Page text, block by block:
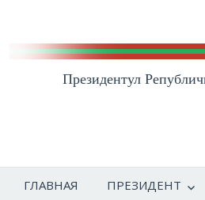
Президентул
ГЛАВНАЯ ПРЕЗИДЕНТ